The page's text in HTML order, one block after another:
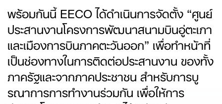
พร้อมกันนี้ EECO ได้ดำเนินการจัดตั้ง “ศูนย์
ประสานงานโครงการพัฒนาสนามบินอู่ตะเภา
และเมืองการบินภาคตะวันออก” เพื่อทำหน้าที่
เป็นช่องทางในการติดต่อประสานงาน ของทั้ง
ภาครัฐและจากภาคประชาชน สำหรับการบู
รณาการการทำงานร่วมกัน เพื่อให้การ